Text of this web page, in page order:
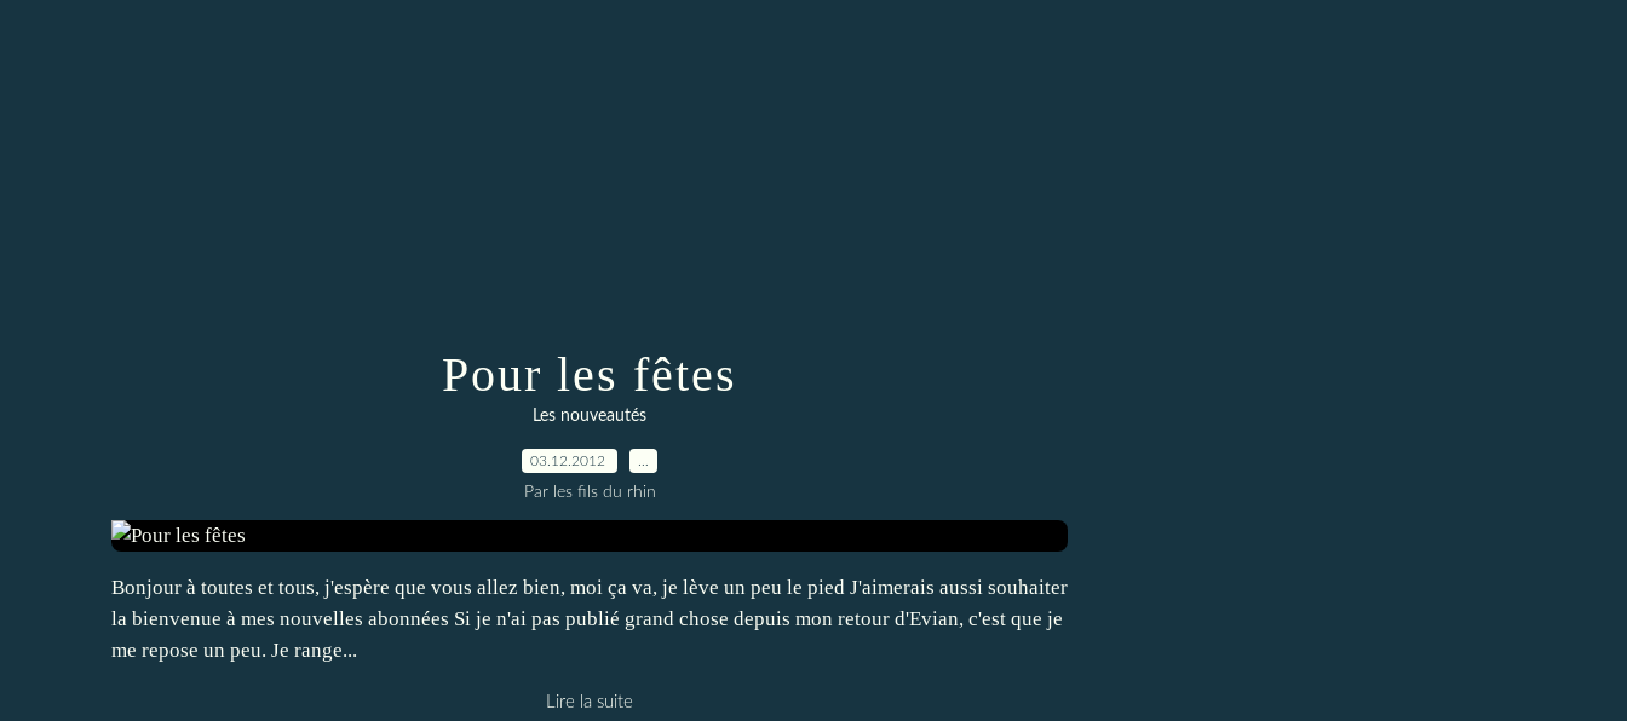
Pour les fêtes
Les nouveautés
03.12.2012
Par les fils du rhin
Bonjour à toutes et tous, j'espère que vous allez bien, moi ça va, je lève un peu le pied J'aimerais aussi souhaiter
la bienvenue à mes nouvelles abonnées Si je n'ai pas publié grand chose depuis mon retour d'Evian, c'est que je
me repose un peu. Je range...
Lire la suite